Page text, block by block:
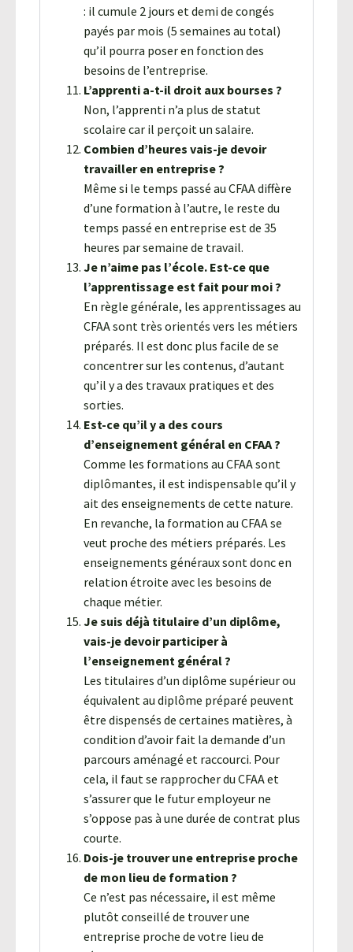
: il cumule 2 jours et demi de congés
payés par mois (5 semaines au total)
qu’il pourra poser en fonction des
besoins de l’entreprise.
L’apprenti a-t-il droit aux bourses ?
Non, l’apprenti n’a plus de statut
scolaire car il perçoit un salaire.
Combien d’heures vais-je devoir
travailler en entreprise ?
Même si le temps passé au CFAA diffère
d’une formation à l’autre, le reste du
temps passé en entreprise est de 35
heures par semaine de travail.
Je n’aime pas l’école. Est-ce que
l’apprentissage est fait pour moi ?
En règle générale, les apprentissages au
CFAA sont très orientés vers les métiers
préparés. Il est donc plus facile de se
concentrer sur les contenus, d’autant
qu’il y a des travaux pratiques et des
sorties.
Est-ce qu’il y a des cours
d’enseignement général en CFAA ?
Comme les formations au CFAA sont
diplômantes, il est indispensable qu’il y
ait des enseignements de cette nature.
En revanche, la formation au CFAA se
veut proche des métiers préparés. Les
enseignements généraux sont donc en
relation étroite avec les besoins de
chaque métier.
Je suis déjà titulaire d’un diplôme,
vais-je devoir participer à
l’enseignement général ?
Les titulaires d’un diplôme supérieur ou
équivalent au diplôme préparé peuvent
être dispensés de certaines matières, à
condition d’avoir fait la demande d’un
parcours aménagé et raccourci. Pour
cela, il faut se rapprocher du CFAA et
s’assurer que le futur employeur ne
s’oppose pas à une durée de contrat plus
courte.
Dois-je trouver une entreprise proche
de mon lieu de formation ?
Ce n’est pas nécessaire, il est même
plutôt conseillé de trouver une
entreprise proche de votre lieu de